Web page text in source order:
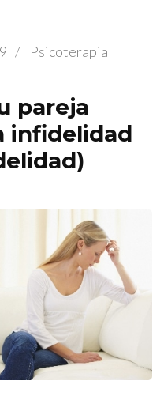
/
Psicoterapia
pareja
infidelidad